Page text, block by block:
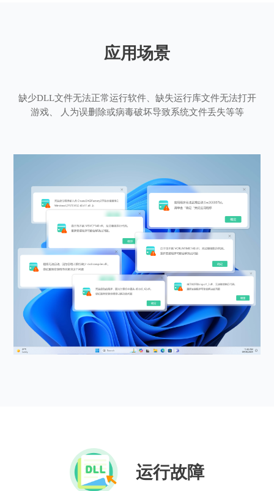
应用场景
缺少DLL文件无法正常运行软件、缺失运行库文件无法打开
游戏、 人为误删除或病毒破坏导致系统文件丢失等等
运行故障